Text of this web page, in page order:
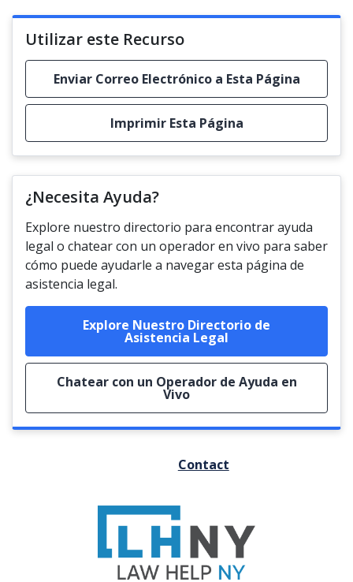
Utilizar este Recurso
Enviar Correo Electrónico a Esta Página
Imprimir Esta Página
¿Necesita Ayuda?
Explore nuestro directorio para encontrar ayuda
legal o chatear con un operador en vivo para saber
cómo puede ayudarle a navegar esta página de
asistencia legal.
Explore Nuestro Directorio de
Asistencia Legal
Chatear con un Operador de Ayuda en
Vivo
FOOTERContact